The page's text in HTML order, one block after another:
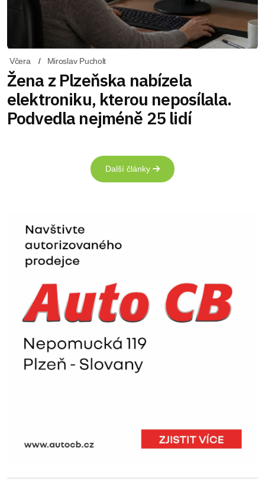
Včera Miroslav Pucholt
Žena z Plzeňska nabízela
elektroniku, kterou neposílala.
Podvedla nejméně 25 lidí
Další články